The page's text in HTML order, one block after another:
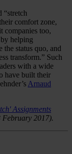
“stretch
comfort zone,
companies too,
helping
the status quo, and
transform.” Such
with a wide
have built their
Arnaud
Assignments
February 2017).